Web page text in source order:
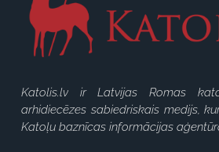
Katolis.lv ir Latvijas Romas
arhidiecēzes sabiedriskais medijs,
Katoļu baznīcas informācijas